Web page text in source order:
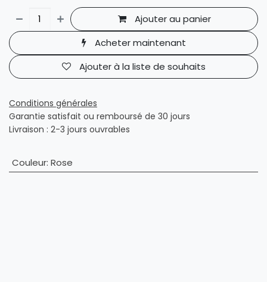
Ajouter au panier
Acheter maintenant
Ajouter à la liste de souhaits
Conditions générales
Garantie satisfait ou remboursé de 30 jours
Livraison : 2-3 jours ouvrables
Couleur: Rose